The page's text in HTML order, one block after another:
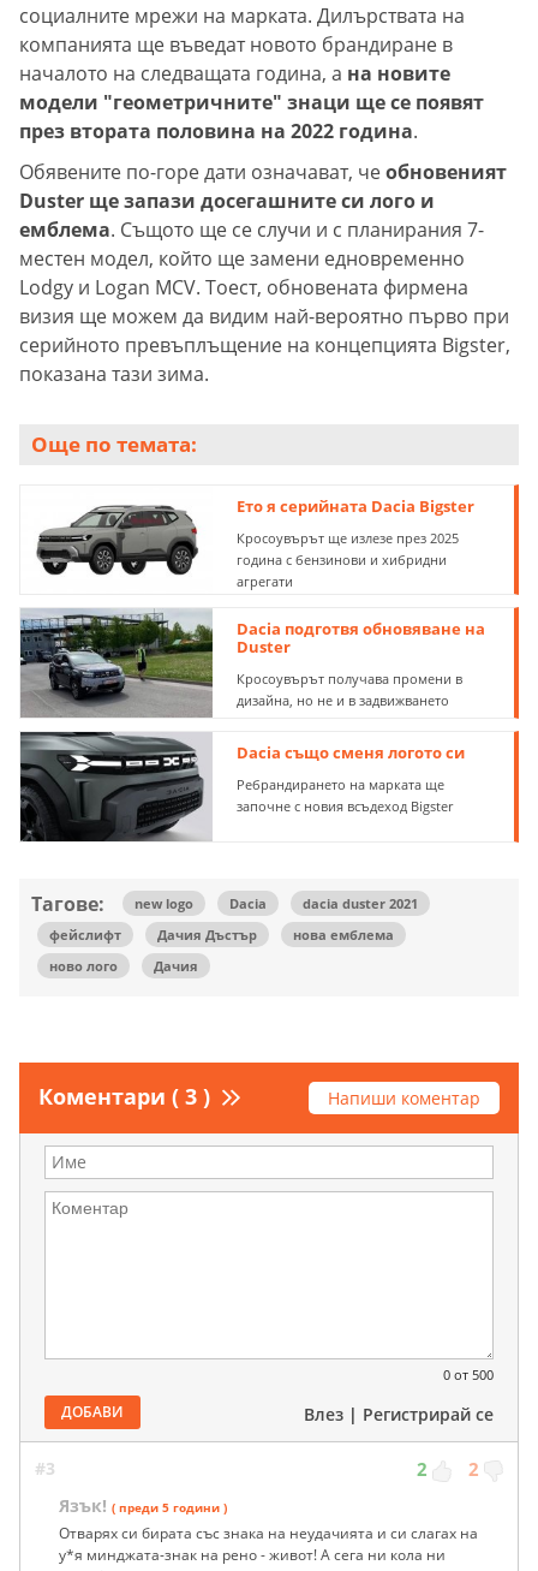
социалните мрежи на марката. Дилърствата на
компанията ще въведат новото брандиране в
началото на следващата година, а на новите
модели "геометричните" знаци ще се появят
през втората половина на 2022 година.
Обявените по-горе дати означават, чеобновеният
Duster ще запази досегашните си лого и
емблема. Същото ще се случи и с планирания 7-
местен модел, който ще замени едновременно
Lodgy и Logan MCV. Тоест, обновената фирмена
визия ще можем да видим най-вероятно първо при
серийното превъплъщение на концепцията Bigster,
показана тази зима.
Още по темата:
Ето я серийната Dacia Bigster
Кросоувърът ще излезе през 2025
година с бензинови и хибридни
агрегати
Dacia подготвя обновяване на
Duster
Кросоувърът получава промени в
дизайна, но не и в задвижването
Dacia също сменя логото си
Ребрандирането на марката ще
започне с новия всъдеход Bigster
Тагове: new logo Dacia
dacia duster 2021
фейслифт
Дачия Дъстър
нова емблема
ново лого
Дачия
Коментари ( 3 ) Напиши коментар
0 от 500
ДОБАВИ Влез | Регистрирай се
#3 2 2
Язък! ( преди 5 години )
Отварях си бирата със знака на неудачията и си слагах на
у*я минджата-знак на рено - живот! А сега ни кола ни